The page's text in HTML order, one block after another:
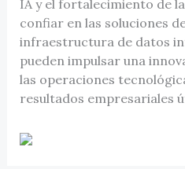
IA y el fortalecimiento de
confiar en las soluciones
infraestructura de datos
pueden impulsar una
las operaciones
resultados empresariales